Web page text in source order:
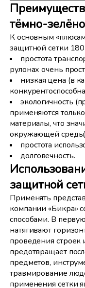
тёмно-
К основным
защитной сетки 180
простота
рулонах очень
низкая цена (в
экологичность
применяются
материалы, что
окружающей
простота
долговечность.
защитной
Применять
компании «Бикра»
способами. В
натягивают
проведения строек
предотвращает
предметов,
травмирование
применения сетки